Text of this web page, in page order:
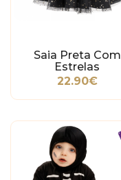
Saia Preta Com
Estrelas
22.90€